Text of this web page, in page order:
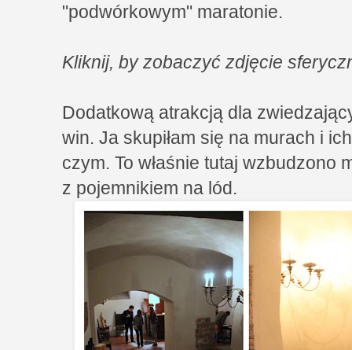
"podwórkowym" maratonie.
Kliknij, by zobaczyć zdjęcie
Dodatkową atrakcją dla
win. Ja skupiłam się na murach i
czym. To właśnie tutaj wzbudzono
z pojemnikiem na lód.